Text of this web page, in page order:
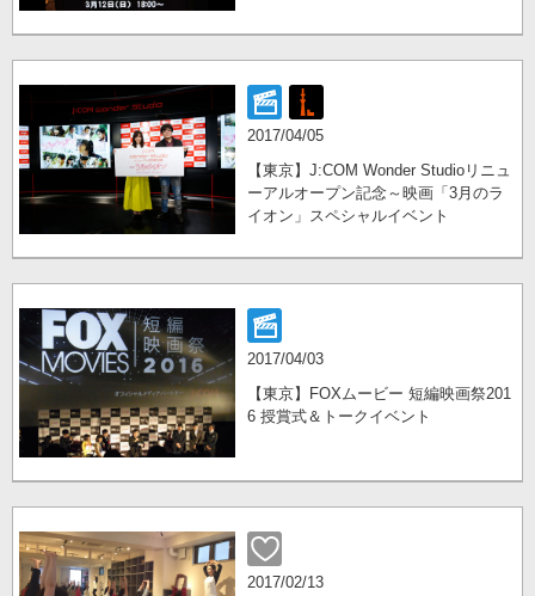
2017/04/05
【東京】J:COM Wonder Studioリニュ
ーアルオープン記念～映画「3月のラ
イオン」スペシャルイベント
2017/04/03
【東京】FOXムービー 短編映画祭201
6 授賞式＆トークイベント
2017/02/13